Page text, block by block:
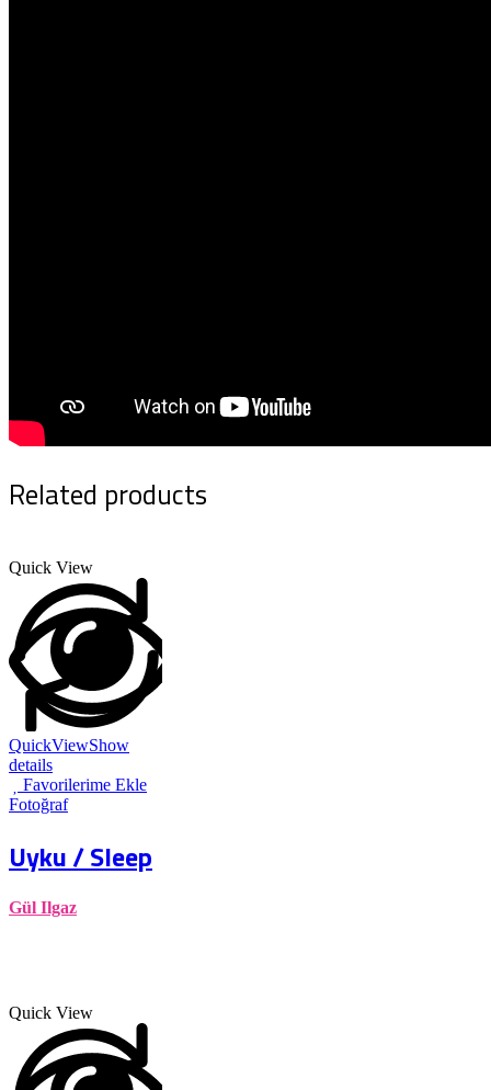
Related products
Quick View
QuickViewShow
details
Favorilerime Ekle
Fotoğraf
Uyku / Sleep
Gül Ilgaz
Quick View